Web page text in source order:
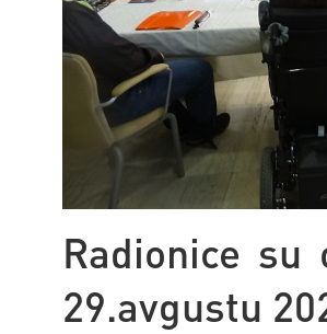
Radionice
29.avgustu